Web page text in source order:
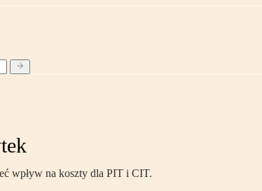
wpływ na koszty dla PIT i CIT.